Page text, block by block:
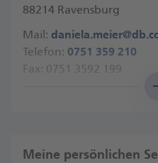
88214 Ravensburg
Mail:
Telefon: 0751 359 210
Fax: 0751 3592 199
Angaben nach
Anfahrt
Meine persönlichen